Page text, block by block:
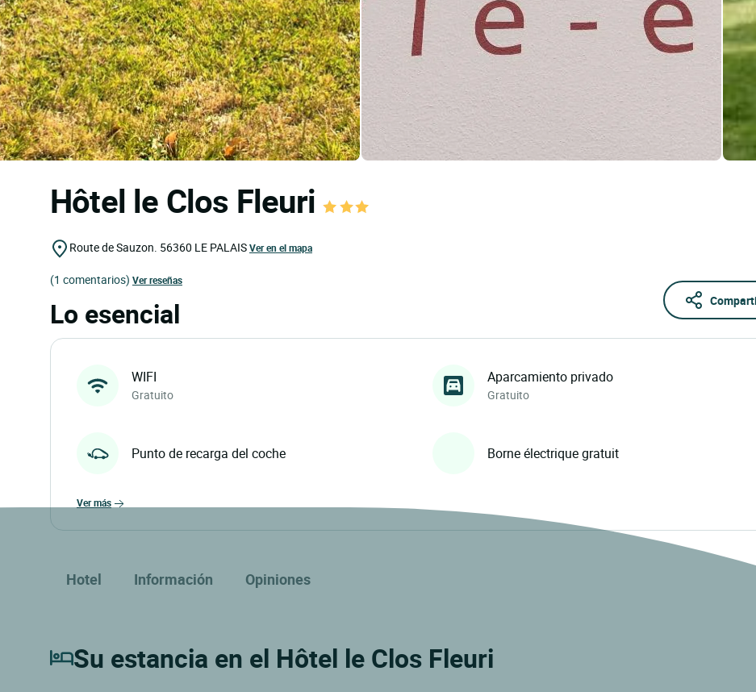
Hôtel le Clos Fleuri
Route de Sauzon. 56360 LE PALAISVer en el mapa
(1 comentarios) Ver reseñas
Lo esencial
WIFI
Gratuito
Aparcamiento privado
Gratuito
Punto de recarga del coche Borne électrique gratuit
ver más
Hotel Información Opiniones
Su estancia en el Hôtel le Clos Fleuri